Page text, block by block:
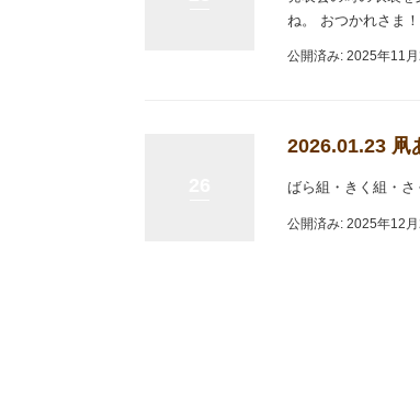
ね。 おつかれさま！
公開済み: 2025年11月
2026.01.23 凧
ばら組・きく組・
公開済み: 2025年12